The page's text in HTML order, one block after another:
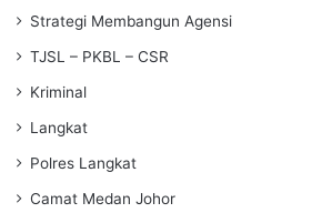
Strategi Membangun Agensi
TJSL – PKBL – CSR
Kriminal
Langkat
Polres Langkat
Camat Medan Johor